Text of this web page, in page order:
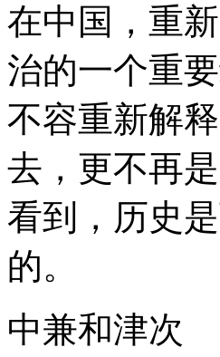
在中国，重
治的一个重
不容重新解
去，更不再
看到，历史
的。
中兼和津次